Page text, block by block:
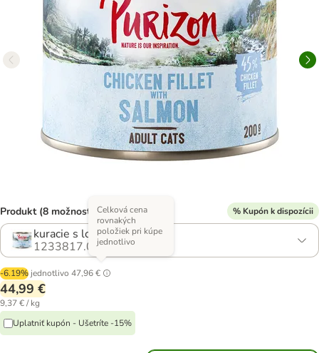
Produkt (8 možností) % Kupón k dispozícii
kuracie s lososom
1233817.0
-6.19% jednotlivo 47,96 €
Celková cena
rovnakých
položiek pri kúpe
jednotlivo
44,99 €
9,37 € / kg
Uplatniť kupón - Ušetríte -15%